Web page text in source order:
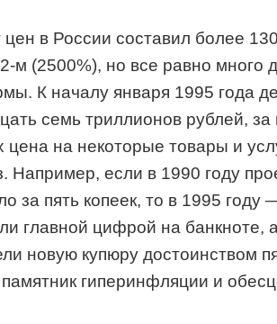
цен в России составил более
м (2500%), но все равно много
К началу января 1995 года
семь триллионов рублей, за
цена на некоторые товары и
Например, если в 1990 году
за пять копеек, то в 1995 году
главной цифрой на банкноте,
новую купюру достоинством
гиперинфляции и